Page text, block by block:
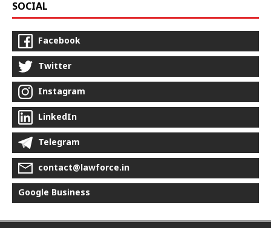
SOCIAL
Facebook
Twitter
Instagram
LinkedIn
Telegram
contact@lawforce.in
Google Business